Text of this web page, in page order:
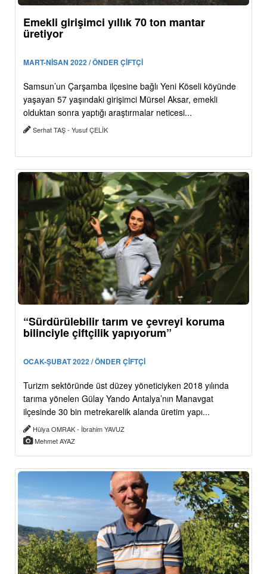
Emekli girişimci yıllık 70 ton mantar
üretiyor
MART-NİSAN 2022 / ÖNDER ÇİFTÇİ
Samsun’un Çarşamba ilçesine bağlı Yeni Köseli köyünde
yaşayan 57 yaşındaki girişimci Mürsel Aksar, emekli
olduktan sonra yaptığı araştırmalar neticesi...
Serhat TAŞ - Yusuf ÇELİK
“Sürdürülebilir tarım ve çevreyi koruma
bilinciyle çiftçilik yapıyorum”
OCAK-ŞUBAT 2022 / ÖNDER ÇİFTÇİ
Turizm sektöründe üst düzey yöneticiyken 2018 yılında
tarıma yönelen Gülay Yando Antalya’nın Manavgat
ilçesinde 30 bin metrekarelik alanda üretim yapı...
Hülya OMRAK - İbrahim YAVUZ
Mehmet AYAZ